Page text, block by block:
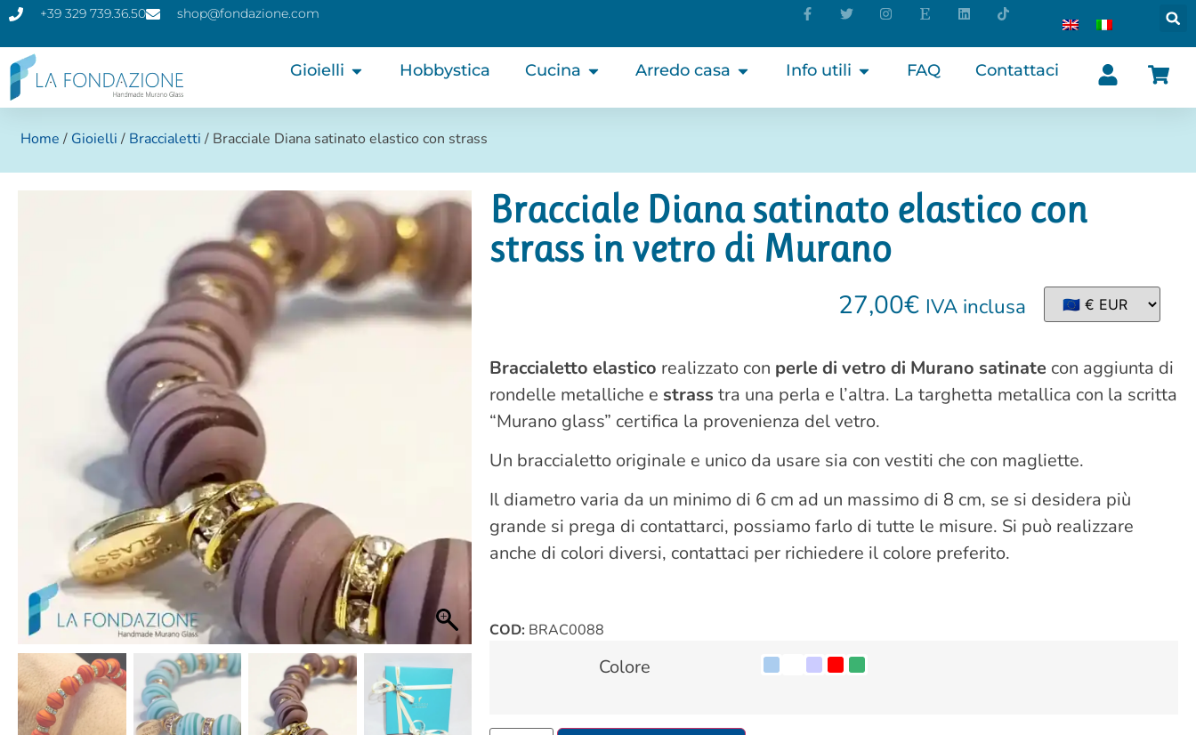
+39 329 739.36.50 shop@fondazione.com
Gioielli Hobbystica Cucina Arredo casa Info utili FAQ Contattaci
Home / Gioielli / Braccialetti / Bracciale Diana satinato elastico con strass
Bracciale Diana satinato elastico con
strass in vetro di Murano
27,00€ IVA inclusa
Braccialetto elastico realizzato con perle di vetro di Murano satinate con aggiunta di
rondelle metalliche e strass tra una perla e l’altra. La targhetta metallica con la scritta
“Murano glass” certifica la provenienza del vetro.
Un braccialetto originale e unico da usare sia con vestiti che con magliette.
Il diametro varia da un minimo di 6 cm ad un massimo di 8 cm, se si desidera più
grande si prega di contattarci, possiamo farlo di tutte le misure. Si può realizzare
anche di colori diversi, contattaci per richiedere il colore preferito.
COD: BRAC0088
Colore